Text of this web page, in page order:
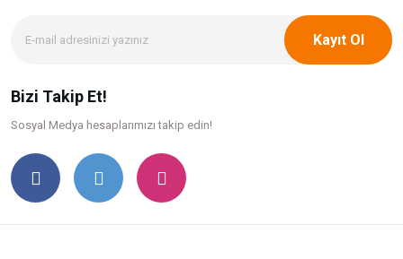
Kayıt Ol
Bizi Takip Et!
Sosyal Medya hesaplarımızı takip edin!